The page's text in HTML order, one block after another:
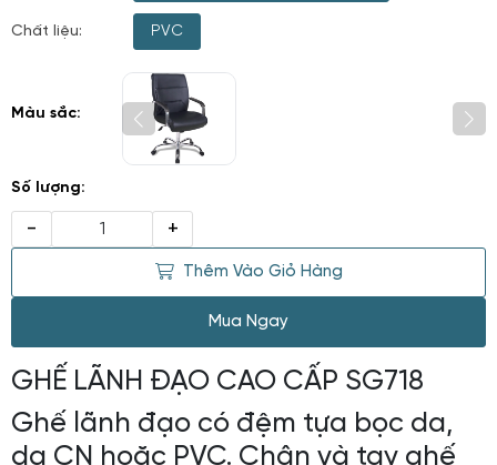
Chất liệu: PVC
Màu sắc:
Số lượng:
- +
Thêm Vào Giỏ Hàng
Mua Ngay
GHẾ LÃNH ĐẠO CAO CẤP SG718
Ghế lãnh đạo có đệm tựa bọc da,
da CN hoặc PVC. Chân và tay ghế